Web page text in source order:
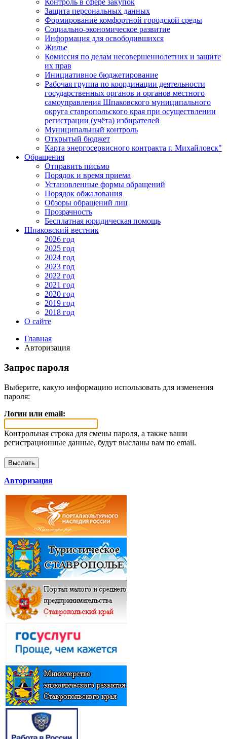
Контроль в сфере закупок
Защита персональных данных
Формирование комфортной городской среды
Социально-экономическое развитие
Информация для освободившихся
Жилье
Комиссия по делам несовершеннолетних и защите
их прав
Инициативное бюджетирование
Рабочая группа по координации деятельности
государственных органов и органов местного
самоуправления Шпаковского муниципального
округа ставропольского края при осуществлении
регистрации (учёта) избирателей
Муниципальный контроль
Открытый бюджет
Карта энергосервисного контракта г. Михайловск"
Обращения
Отправить письмо
Порядок и время приема
Установленные формы обращений
Порядок обжалования
Обзоры обращений лиц
Прозрачность
Бесплатная юридическая помощь
Шпаковский вестник
2026 год
2025 год
2024 год
2023 год
2022 год
2021 год
2020 год
2019 год
2018 год
О сайте
Главная
Авторизация
Запрос пароля
Выберите, какую информацию использовать для изменения
пароля:
Логин или email:
Контрольная строка для смены пароля, а также ваши
регистрационные данные, будут высланы вам по email.
Авторизация